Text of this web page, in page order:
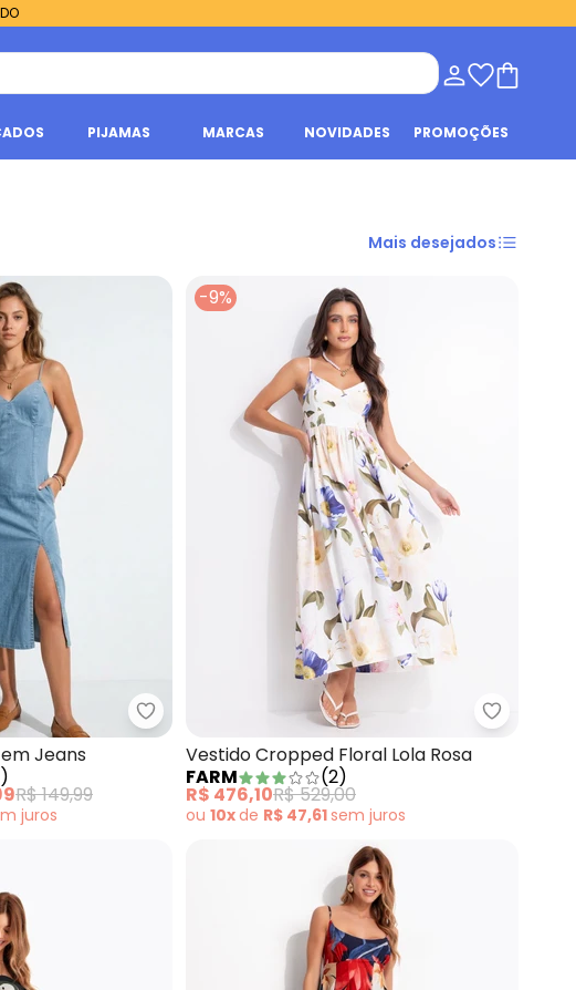
PIJAMAS MARCAS NOVIDADES PROMOÇÕES
Mais desejados
Azul e Branco em CaneladoBimini - Vestido Azul Claro em Jeans
Jeans
)
R$ 149,99
juros
-9%
Farm -
Vestido Cropped Floral Lola Rosa
FARM
(2)
R$ 476,10R$ 529,00
ou 10xde R$ 47,61sem juros